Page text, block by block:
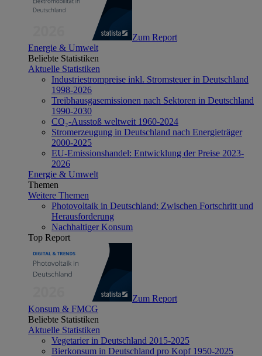
Zum Report
Energie & Umwelt
Beliebte Statistiken
Aktuelle Statistiken
Industriestrompreise inkl. Stromsteuer in Deutschland
1998-2026
Treibhausgasemissionen nach Sektoren in Deutschland
1990-2030
CO₂-Ausstoß weltweit 1960-2024
Stromerzeugung in Deutschland nach Energieträger
2000-2025
EU-Emissionshandel: Entwicklung der Preise 2023-
2026
Energie & Umwelt
Themen
Weitere Themen
Photovoltaik in Deutschland: Zwischen Fortschritt und
Herausforderung
Nachhaltiger Konsum
Top Report
Zum Report
Konsum & FMCG
Beliebte Statistiken
Aktuelle Statistiken
Vegetarier in Deutschland 2015-2025
Bierkonsum in Deutschland pro Kopf 1950-2025